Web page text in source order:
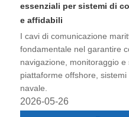
essenziali per sistemi di
e affidabili
I cavi di comunicazione
fondamentale nel garantire
navigazione, monitoraggio e
piattaforme offshore,
navale.
2026-05-26